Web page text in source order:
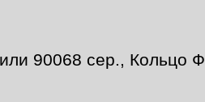
90068 сер., Кольцо